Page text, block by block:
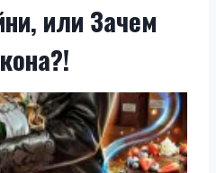
или Зачем